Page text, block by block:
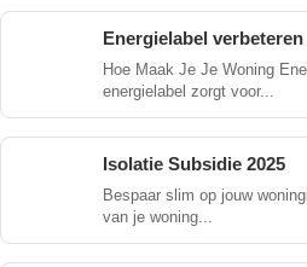
Energielabel verbeteren
Hoe Maak Je Je Woning
energielabel zorgt voor...
Isolatie Subsidie 2025
Bespaar slim op jouw
van je woning...